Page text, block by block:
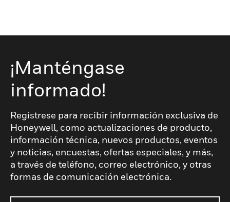
¡Manténgase
informado!
Regístrese para recibir información exclusiva de
Honeywell, como actualizaciones de producto,
información técnica, nuevos productos, eventos
y noticias, encuestas, ofertas especiales, y más,
a través de teléfono, correo electrónico, y otras
formas de comunicación electrónica.